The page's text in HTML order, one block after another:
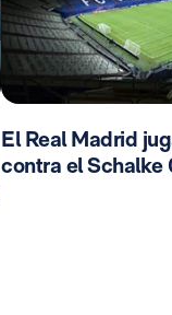
El Real Madrid
contra el Schalke